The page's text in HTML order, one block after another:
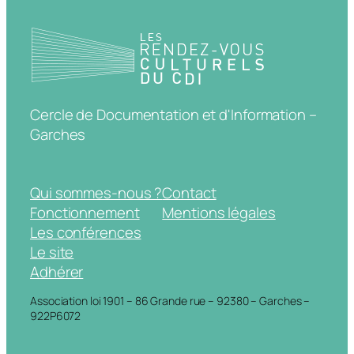
Cercle de Documentation et d'Information –
Garches
Qui sommes-nous ?
Fonctionnement
Les conférences
Le site
Adhérer
Contact
Mentions légales
Association loi 1901 – 86 Grande rue – 92380 – Garches –
922P6072